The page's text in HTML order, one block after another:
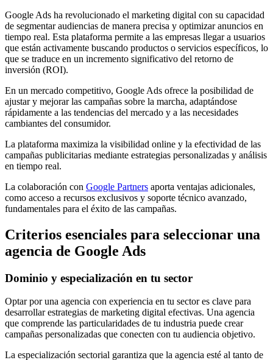
Google Ads ha revolucionado el marketing digital con su capacidad
de segmentar audiencias de manera precisa y optimizar anuncios en
tiempo real. Esta plataforma permite a las empresas llegar a usuarios
que están activamente buscando productos o servicios específicos, lo
que se traduce en un incremento significativo del retorno de
inversión (ROI).
En un mercado competitivo, Google Ads ofrece la posibilidad de
ajustar y mejorar las campañas sobre la marcha, adaptándose
rápidamente a las tendencias del mercado y a las necesidades
cambiantes del consumidor.
La plataforma maximiza la visibilidad online y la efectividad de las
campañas publicitarias mediante estrategias personalizadas y análisis
en tiempo real.
La colaboración con Google Partners aporta ventajas adicionales,
como acceso a recursos exclusivos y soporte técnico avanzado,
fundamentales para el éxito de las campañas.
Criterios esenciales para seleccionar una
agencia de Google Ads
Dominio y especialización en tu sector
Optar por una agencia con experiencia en tu sector es clave para
desarrollar estrategias de marketing digital efectivas. Una agencia
que comprende las particularidades de tu industria puede crear
campañas personalizadas que conecten con tu audiencia objetivo.
La especialización sectorial garantiza que la agencia esté al tanto de